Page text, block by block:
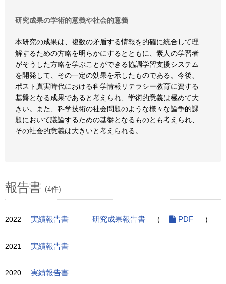
研究成果の学術的意義や社会的意義
本研究の成果は、複数の矛盾する情報を的確に統合して理
解するための方略を明らかにするとともに、素人の学習者
がそうした方略を学ぶことができる協調学習支援システム
を開発して、その一定の効果を示したものである。今後、
ポスト真実時代における科学情報リテラシー教育に資する
基盤となる成果であると考えられ、学術的意義は極めて大
きい。また、科学技術の社会問題のような様々な論争的課
題において議論するための基盤となるものとも考えられ、
その社会的意義は大きいと考えられる。
報告書 (4件)
2022 実績報告書 研究成果報告書 ( PDF )
2021 実績報告書
2020 実績報告書